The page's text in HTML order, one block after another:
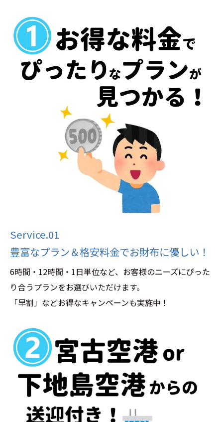
Service.01
豊富なプラン＆格安料金でお財布に優しい！
6時間・12時間・1日単位など、お客様のニーズにぴった
り合うプランをお選びいただけます。
「早割」などお得なキャンペーンも実施中！